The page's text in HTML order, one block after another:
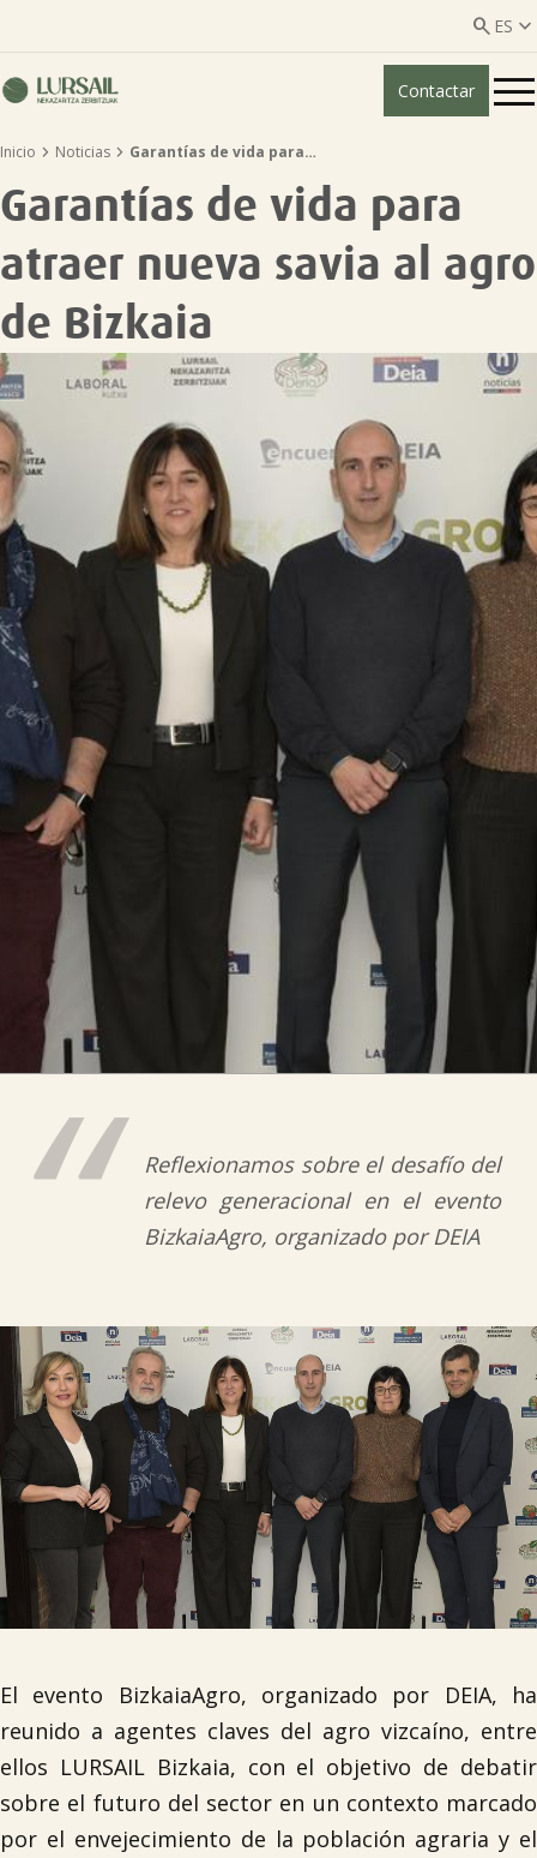
 ES 
ES
Quiénes somos
Servicios ganadería
Servicios agricultura
Entidades asociadas
Noticias 
Tablón de anuncios
Lursail Market
Contactar
Inicio  Noticias  Garantías de vida para…
Garantías de vida para
atraer nueva savia al agro
de Bizkaia
Reflexionamos sobre el desafío del
relevo generacional en el evento
BizkaiaAgro, organizado por DEIA
El evento BizkaiaAgro, organizado por DEIA, ha
reunido a agentes claves del agro vizcaíno, entre
ellos LURSAIL Bizkaia, con el objetivo de debatir
sobre el futuro del sector en un contexto marcado
por el envejecimiento de la población agraria y el